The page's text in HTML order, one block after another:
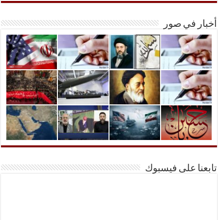
أخبار في صور
تابعنا على فيسبوك